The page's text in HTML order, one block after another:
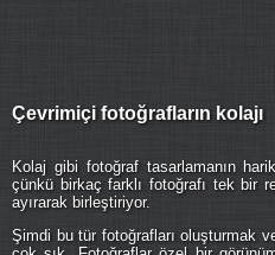
Çevrimiçi fotoğrafların kolajı
Kolaj gibi fotoğraf tasarlamanın
çünkü birkaç farklı fotoğrafı tek bir
ayırarak birleştiriyor.
Şimdi bu tür fotoğrafları oluşturmak